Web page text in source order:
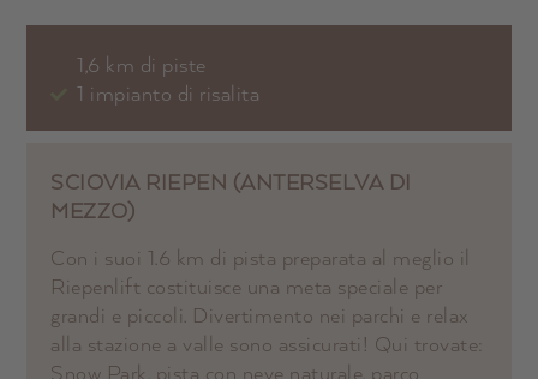
1,6 km di piste
1 impianto di risalita
SCIOVIA RIEPEN (ANTERSELVA DI
MEZZO)
Con i suoi 1.6 km di pista preparata al meglio il
Riepenlift costituisce una meta speciale per
grandi e piccoli. Divertimento nei parchi e relax
alla stazione a valle sono assicurati! Qui trovate:
Snow Park, pista con neve naturale, parco